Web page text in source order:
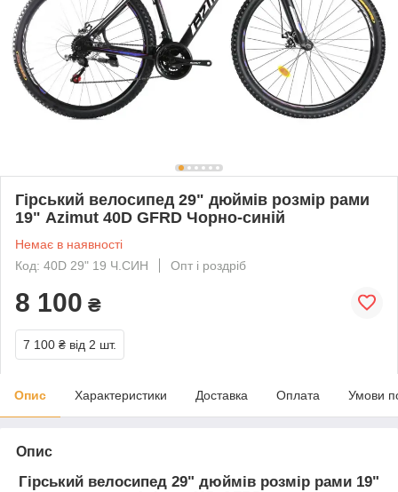
Гірський велосипед 29" дюймів розмір рами
19" Azimut 40D GFRD Чорно-синій
Немає в наявності
Код: 40D 29" 19 Ч.СИН
Опт і роздріб
8 100 ₴
7 100 ₴ від 2 шт.
Опис Характеристики Доставка Оплата Умови
Опис
Гірський велосипед 29" дюймів розмір рами 19"